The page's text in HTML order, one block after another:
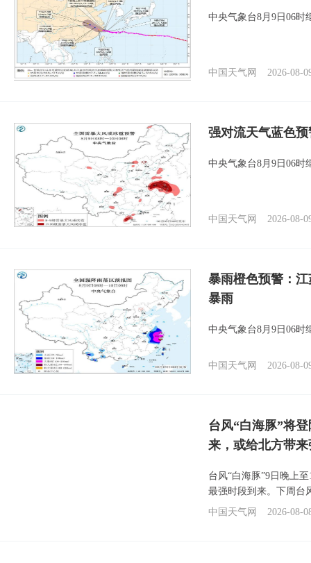
中央气象台8月9日06时
中国天气网 2026-08-
强对流天气蓝色
中央气象台8月9日06时
中国天气网 2026-08-
暴雨橙色预警：
暴雨
中央气象台8月9日06时
中国天气网 2026-08-
台风“白海豚”将
来，或给北方带
台风“白海豚”9日晚上
最强时段到来。下周台
中国天气网
2026-08-